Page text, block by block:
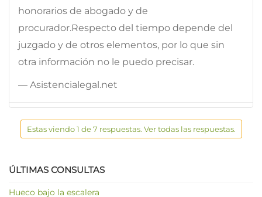
honorarios de abogado y de
procurador.Respecto del tiempo depende del
juzgado y de otros elementos, por lo que sin
otra información no le puedo precisar.
— Asistencialegal.net
Estas viendo 1 de 7 respuestas. Ver todas las respuestas.
ÚLTIMAS CONSULTAS
Hueco bajo la escalera